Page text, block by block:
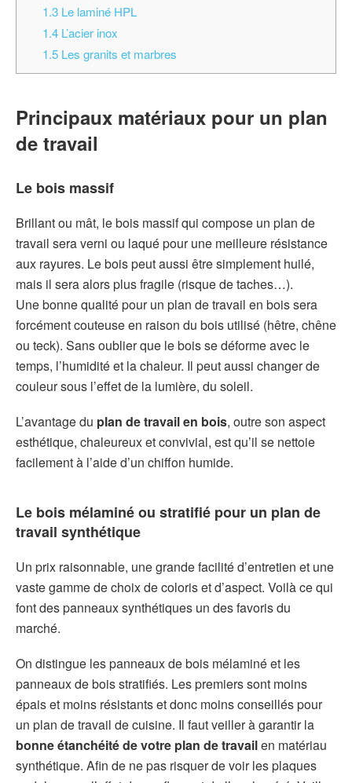
1.3Le laminé HPL
1.4L’acier inox
1.5Les granits et marbres
Principaux matériaux pour un plan
de travail
Le bois massif
Brillant ou mât, le bois massif qui compose un plan de
travail sera verni ou laqué pour une meilleure résistance
aux rayures. Le bois peut aussi être simplement huilé,
mais il sera alors plus fragile (risque de taches…).
Une bonne qualité pour un plan de travail en bois sera
forcément couteuse en raison du bois utilisé (hêtre, chêne
ou teck). Sans oublier que le bois se déforme avec le
temps, l’humidité et la chaleur. Il peut aussi changer de
couleur sous l’effet de la lumière, du soleil.
L’avantage du plan de travail en bois, outre son aspect
esthétique, chaleureux et convivial, est qu’il se nettoie
facilement à l’aide d’un chiffon humide.
Le bois mélaminé ou stratifié pour un plan de
travail synthétique
Un prix raisonnable, une grande facilité d’entretien et une
vaste gamme de choix de coloris et d’aspect. Voilà ce qui
font des panneaux synthétiques un des favoris du
marché.
On distingue les panneaux de bois mélaminé et les
panneaux de bois stratifiés. Les premiers sont moins
épais et moins résistants et donc moins conseillés pour
un plan de travail de cuisine. Il faut veiller à garantir la
bonne étanchéité de votre plan de travailen matériau
synthétique. Afin de ne pas risquer de voir les plaques